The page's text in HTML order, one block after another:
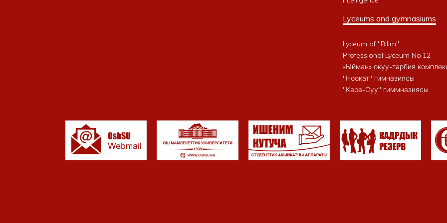
Lyceums and gymnasiums
Lyceum of "Bilim"
Professional Lyceum No.12
«Ыйман» окуу-тарбия
"Ноокат" гимназиясы
"Кара-Суу" гиммназиясы